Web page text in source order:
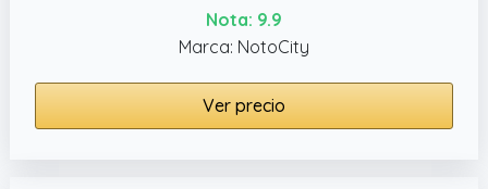
Nota: 9.9
Marca: NotoCity
Ver precio